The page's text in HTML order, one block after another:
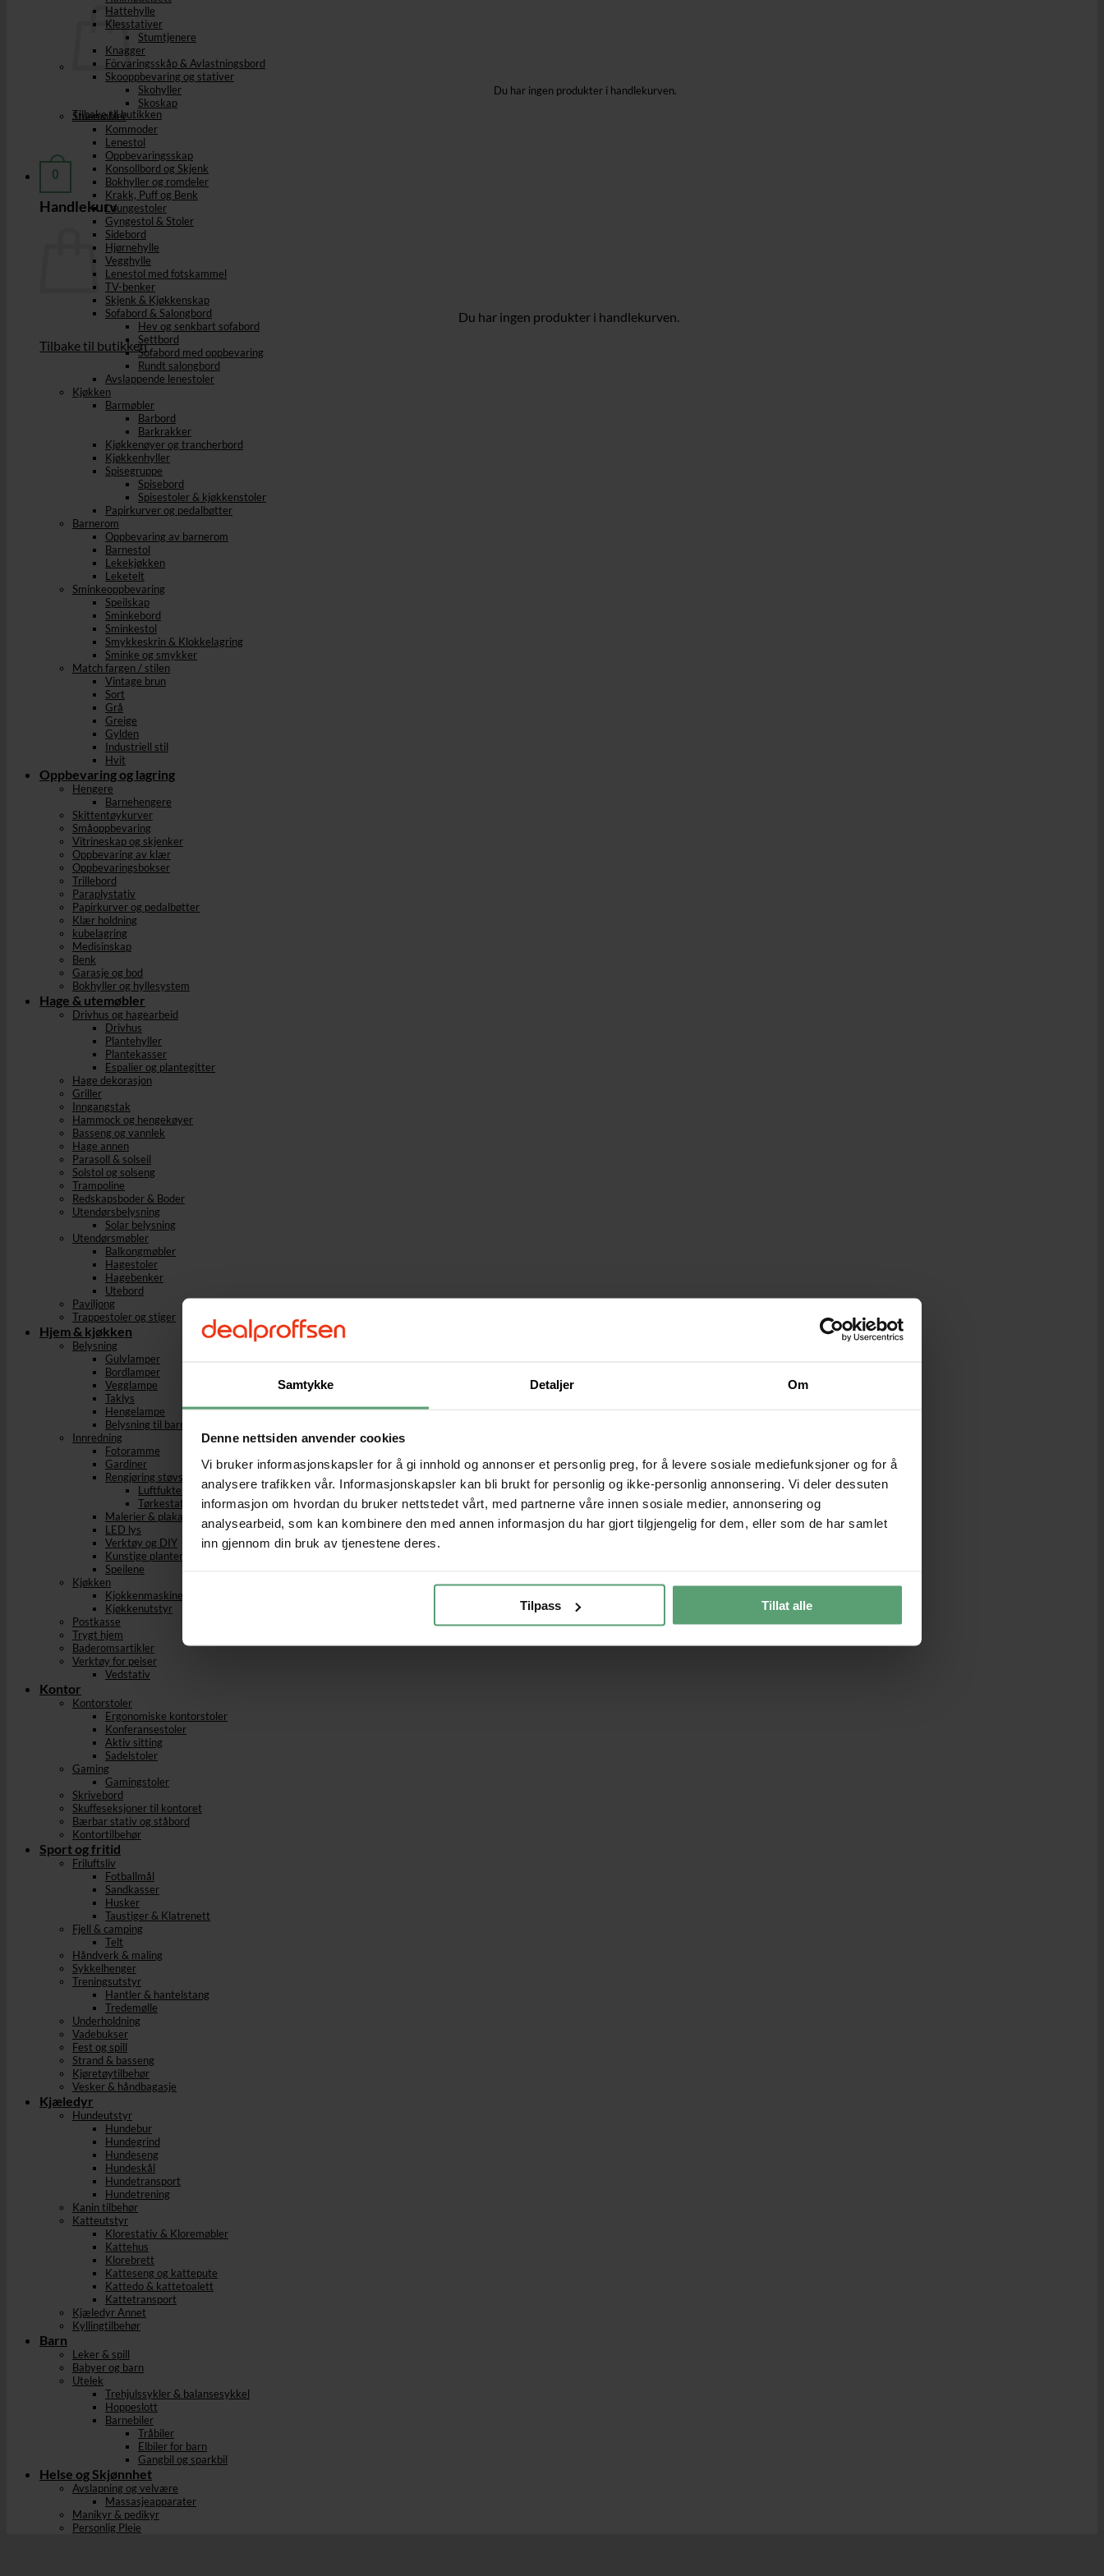
Samtykke Detaljer Om
Denne nettsiden anvender cookies
Vi bruker informasjonskapsler for å gi innhold og annonser et personlig preg, for å levere sosiale mediefunksjoner og for å
analysere trafikken vår. Informasjonskapsler kan bli brukt for personlig og ikke-personlig annonsering. Vi deler dessuten
informasjon om hvordan du bruker nettstedet vårt, med partnerne våre innen sosiale medier, annonsering og
analysearbeid, som kan kombinere den med annen informasjon du har gjort tilgjengelig for dem, eller som de har samlet
inn gjennom din bruk av tjenestene deres.
Tilpass Tillat alle
Du har ingen produkter i handlekurven.
Tilbake til butikken
0
Handlekurv
Du har ingen produkter i handlekurven.
Tilbake til butikken
Hattehylle
Klesstativer
Stumtjenere
Knagger
Förvaringsskåp & Avlastningsbord
Skooppbevaring og stativer
Skohyller
Skoskap
Stuemøbler
Kommoder
Lenestol
Oppbevaringsskap
Konsollbord og Skjenk
Bokhyller og romdeler
Krakk, Puff og Benk
Loungestoler
Gyngestol & Stoler
Sidebord
Hjørnehylle
Vegghylle
Lenestol med fotskammel
TV-benker
Skjenk & Kjøkkenskap
Sofabord & Salongbord
Hev og senkbart sofabord
Settbord
Sofabord med oppbevaring
Rundt salongbord
Avslappende lenestoler
Kjøkken
Barmøbler
Barbord
Barkrakker
Kjøkkenøyer og trancherbord
Kjøkkenhyller
Spisegruppe
Spisebord
Spisestoler & kjøkkenstoler
Papirkurver og pedalbøtter
Barnerom
Oppbevaring av barnerom
Barnestol
Lekekjøkken
Leketelt
Sminkeoppbevaring
Speilskap
Sminkebord
Sminkestol
Smykkeskrin & Klokkelagring
Sminke og smykker
Match fargen / stilen
Vintage brun
Sort
Grå
Greige
Gylden
Industriell stil
Hvit
Oppbevaring og lagring
Hengere
Barnehengere
Skittentøykurver
Småoppbevaring
Vitrineskap og skjenker
Oppbevaring av klær
Oppbevaringsbokser
Trillebord
Paraplystativ
Papirkurver og pedalbøtter
Klær holdning
kubelagring
Medisinskap
Benk
Garasje og bod
Bokhyller og hyllesystem
Hage & utemøbler
Drivhus og hagearbeid
Drivhus
Plantehyller
Plantekasser
Espalier og plantegitter
Hage dekorasjon
Griller
Inngangstak
Hammock og hengekøyer
Basseng og vannlek
Hage annen
Parasoll & solseil
Solstol og solseng
Trampoline
Redskapsboder & Boder
Utendørsbelysning
Solar belysning
Utendørsmøbler
Balkongmøbler
Hagestoler
Hagebenker
Utebord
Paviljong
Trappestoler og stiger
Hjem & kjøkken
Belysning
Gulvlamper
Bordlamper
Vegglampe
Taklys
Hengelampe
Belysning til barnerom
Innredning
Fotoramme
Gardiner
Rengjøring støvsuging og stryking
Luftfuktere og Avfuktere
Tørkestativ
Malerier & plakater
LED lys
Verktøy og DIY
Kunstige planter
Speilene
Kjøkken
Kjokkenmaskiner
Kjøkkenutstyr
Postkasse
Trygt hjem
Baderomsartikler
Verktøy for peiser
Vedstativ
Kontor
Kontorstoler
Ergonomiske kontorstoler
Konferansestoler
Aktiv sitting
Sadelstoler
Gaming
Gamingstoler
Skrivebord
Skuffeseksjoner til kontoret
Bærbar stativ og ståbord
Kontortilbehør
Sport og fritid
Friluftsliv
Fotballmål
Sandkasser
Husker
Taustiger & Klatrenett
Fjell & camping
Telt
Håndverk & maling
Sykkelhenger
Treningsutstyr
Hantler & hantelstang
Tredemølle
Underholdning
Vadebukser
Fest og spill
Strand & basseng
Kjøretøytilbehør
Vesker & håndbagasje
Kjæledyr
Hundeutstyr
Hundebur
Hundegrind
Hundeseng
Hundeskål
Hundetransport
Hundetrening
Kanin tilbehør
Katteutstyr
Klorestativ & Kloremøbler
Kattehus
Klorebrett
Katteseng og kattepute
Kattedo & kattetoalett
Kattetransport
Kjæledyr Annet
Kyllingtilbehør
Barn
Leker & spill
Babyer og barn
Utelek
Trehjulssykler & balansesykkel
Hoppeslott
Barnebiler
Tråbiler
Elbiler for barn
Gangbil og sparkbil
Helse og Skjønnhet
Avslapning og velvære
Massasjeapparater
Manikyr & pedikyr
Personlig Pleie